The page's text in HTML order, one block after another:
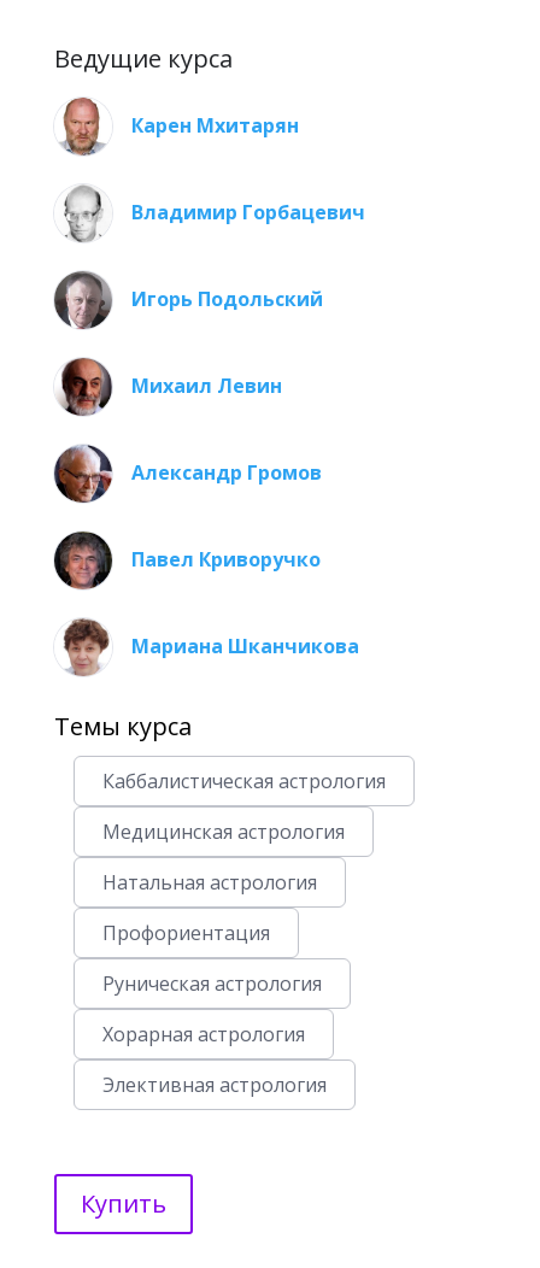
Ведущие курса
Карен Мхитарян
Владимир Горбацевич
Игорь Подольский
Михаил Левин
Александр Громов
Павел Криворучко
Мариана Шканчикова
Темы курса
Каббалистическая астрология
Медицинская астрология
Натальная астрология
Профориентация
Руническая астрология
Хорарная астрология
Элективная астрология
Купить